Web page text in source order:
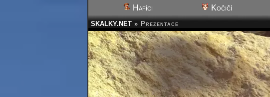
Hafíci Kočičí
SKALKY.NET » Prezentace